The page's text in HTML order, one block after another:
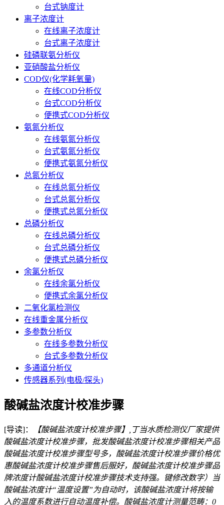
台式钠度计
离子浓度计
在线离子浓度计
台式离子浓度计
硅磷联氨分析仪
亚硝酸盐分析仪
COD仪(化学耗氧量)
在线COD分析仪
台式COD分析仪
便携式COD分析仪
氨氮分析仪
在线氨氮分析仪
台式氨氮分析仪
便携式氨氮分析仪
总氮分析仪
在线总氮分析仪
台式总氮分析仪
便携式总氮分析仪
总磷分析仪
在线总磷分析仪
台式总磷分析仪
便携式总磷分析仪
余氯分析仪
在线余氯分析仪
便携式余氯分析仪
二氧化氯检测仪
在线重金属分析仪
多参数分析仪
在线多参数分析仪
台式多参数分析仪
多通道分析仪
传感器系列(电极/探头)
酸碱盐浓度计校准步骤
[导读]：
【酸碱盐浓度计校准步骤】,丁当水质检测仪厂家提供
酸碱盐浓度计校准步骤，批发酸碱盐浓度计校准步骤相关产品
酸碱盐浓度计校准步骤型号多，酸碱盐浓度计校准步骤价格优
惠酸碱盐浓度计校准步骤售后服好，酸碱盐浓度计校准步骤品
牌浓度计酸碱盐浓度计校准步骤技术支持强。键修改数字）当
酸碱盐浓度计“温度设置”为自动时，该酸碱盐浓度计将按输
入的温度系数进行自动温度补偿。酸碱盐浓度计测量范畴：0